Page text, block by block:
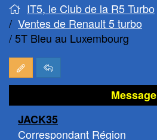
IT5, le Club de la R5 Turbo
Ventes de Renault 5 turbo
5T Bleu au Luxembourg
Message
JACK35
Correspondant Région